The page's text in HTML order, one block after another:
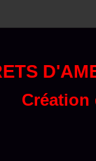
Création